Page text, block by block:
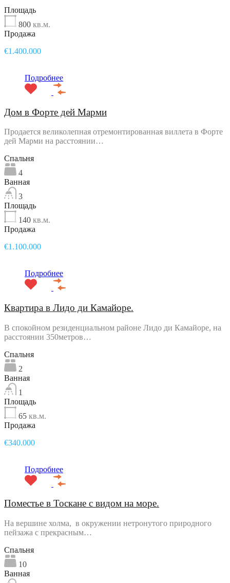
Площадь
800 кв.м.
Продажа
€1.400.000
Подробнее
Дом в Форте дей Марми
Продается великолепная отремонтированная виллета в Форте
дей Марми на расстоянии…
Спальня
4
Ванная
3
Площадь
140 кв.м.
Продажа
€1.100.000
Подробнее
Квартира в Лидо ди Камайоре.
В спокойном резиденциальном районе Лидо ди Камайоре, на
расстоянии 350метров…
Спальня
2
Ванная
1
Площадь
65 кв.м.
Продажа
€340.000
Подробнее
Поместье в Тоскане с видом на море.
На вершине холма, в окружении нетронутого природного
пейзажа с прекрасным…
Спальня
10
Ванная